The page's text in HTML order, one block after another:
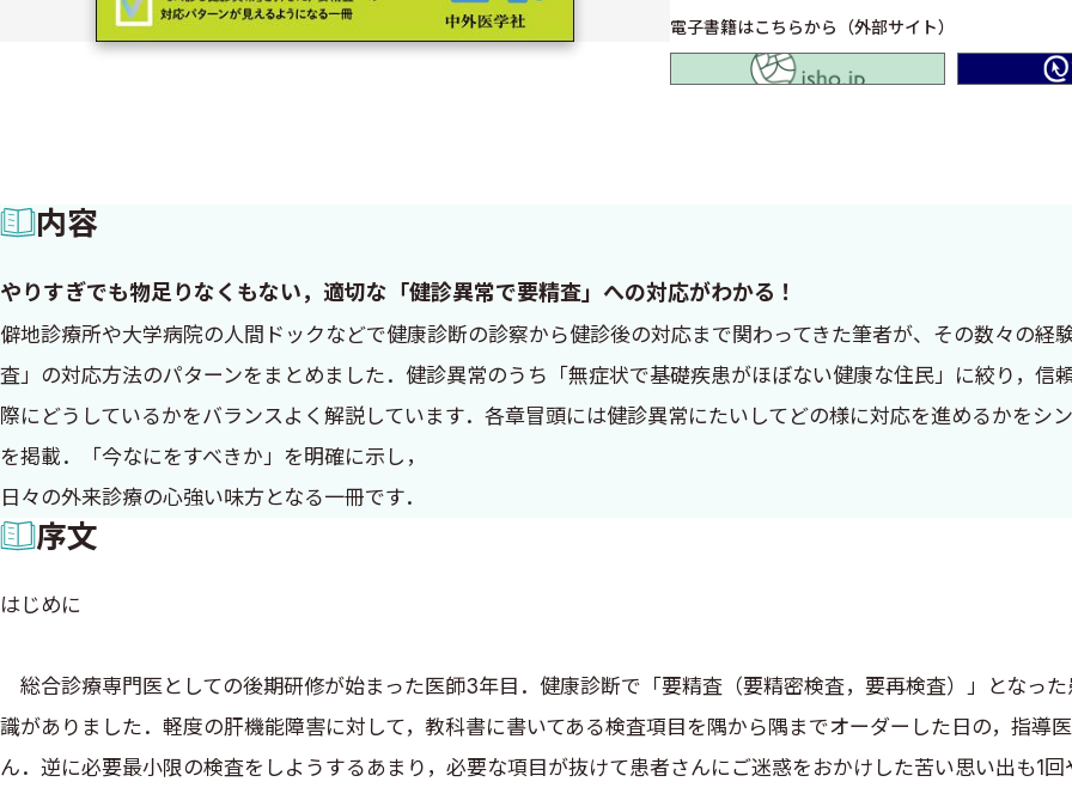
電子書籍はこちらから（外部サイト）
内容
やりすぎでも物足りなくもない，適切な「健診異常で要精査」への対応がわかる！
僻地診療所や大学病院の人間ドックなどで健康診断の診察から健診後の対応まで関わってきた筆者が、その数々の経
査」の対応方法のパターンをまとめました．健診異常のうち「無症状で基礎疾患がほぼない健康な住民」に絞り，信
際にどうしているかをバランスよく解説しています．各章冒頭には健診異常にたいしてどの様に対応を進めるかをシ
を掲載．「今なにをすべきか」を明確に示し，
日々の外来診療の心強い味方となる一冊です．
序文
はじめに
総合診療専門医としての後期研修が始まった医師3年目．健康診断で「要精査（要精密検査，要再検査）」となっ
識がありました．軽度の肝機能障害に対して，教科書に書いてある検査項目を隅から隅までオーダーした日の，指導
ん．逆に必要最小限の検査をしようするあまり，必要な項目が抜けて患者さんにご迷惑をおかけした苦い思い出も1回